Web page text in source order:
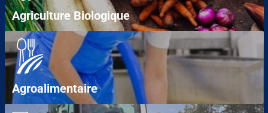
Agriculture Biologique
Agroalimentaire